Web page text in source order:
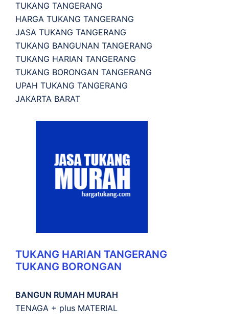
TUKANG TANGERANG
HARGA TUKANG TANGERANG
JASA TUKANG TANGERANG
TUKANG BANGUNAN TANGERANG
TUKANG HARIAN TANGERANG
TUKANG BORONGAN TANGERANG
UPAH TUKANG TANGERANG
JAKARTA BARAT
TUKANG HARIAN TANGERANG
TUKANG BORONGAN
BANGUN RUMAH MURAH
TENAGA + plus MATERIAL